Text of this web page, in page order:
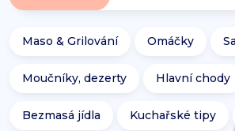
Maso & Grilování Omáčky
Moučníky, dezerty Hlavní chody
Bezmasá jídla Kuchařské tipy